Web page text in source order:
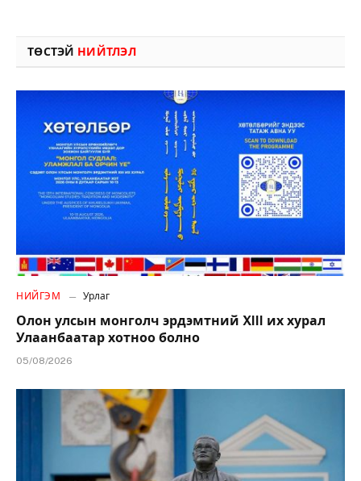
ТӨСТЭЙ НИЙТЛЭЛ
НИЙГЭМ Урлаг
Олон улсын монголч эрдэмтний XIII их хурал
Улаанбаатар хотноо болно
05/08/2026